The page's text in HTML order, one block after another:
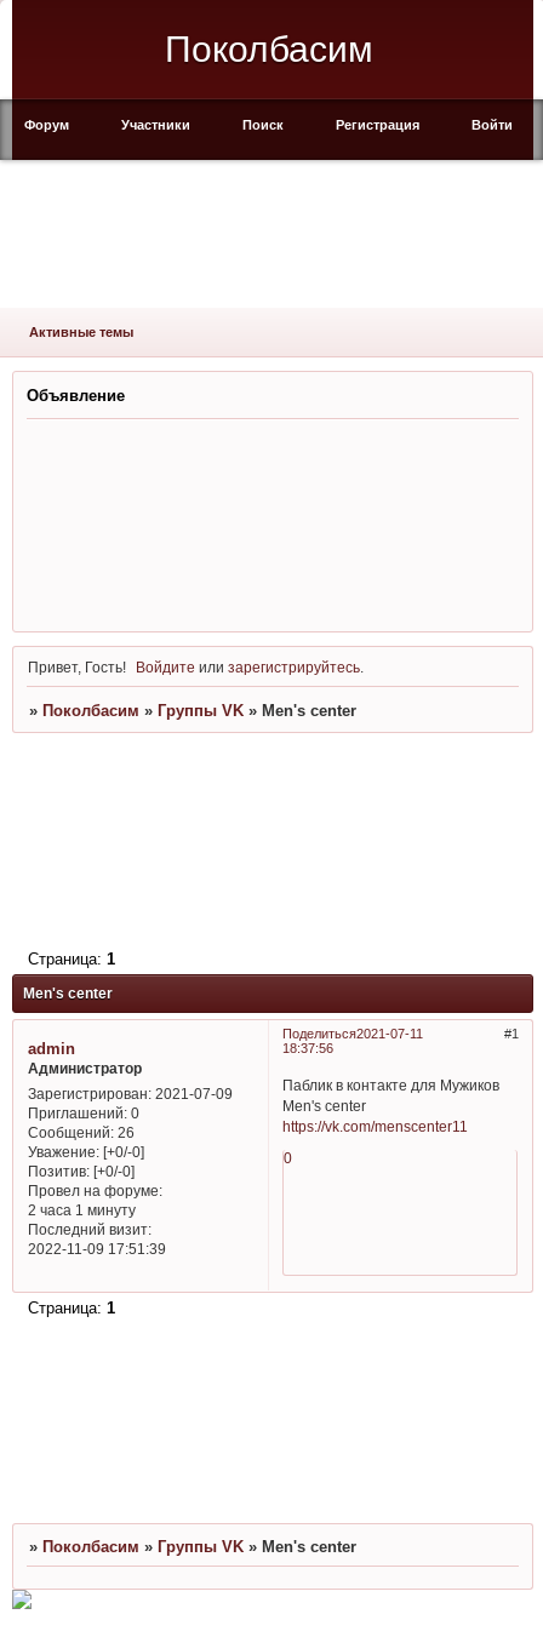
Поколбасим
Форум Участники Поиск Регистрация Войти
Активные темы
Объявление
Привет, Гость! Войдите илизарегистрируйтесь
» Поколбасим » Группы VK » Men's center
Men's center
Страница: 1
Поделиться 1
2021-07-11
18:37:56
admin
Администратор
Зарегистрирован: 2021-07-09
Приглашений:0
Сообщений:26
Уважение: [+0/-0]
Позитив: [+0/-0]
Провел на форуме:
2 часа 1 минуту
Последний визит:
2022-11-09 17:51:39
Паблик в контакте для Мужиков
Men's center
https://vk.com/menscenter11
0
Страница: 1
» Поколбасим » Группы VK » Men's center